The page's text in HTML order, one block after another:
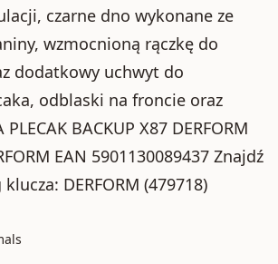
czarne dno wykonane ze
wzmocnioną rączkę do
dodatkowy uchwyt do
odblaski na froncie oraz
BACKUP X87 DERFORM
EAN 5901130089437 Znajdź
DERFORM (479718)